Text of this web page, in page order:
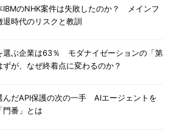
IBMのNHK案件は失敗したのか？ メインフ
退時代のリスクと教訓
選ぶ企業は63％ モダナイゼーションの「第
ずが、なぜ終着点に変わるのか？
んだAPI保護の次の一手 AIエージェントを
門番」とは